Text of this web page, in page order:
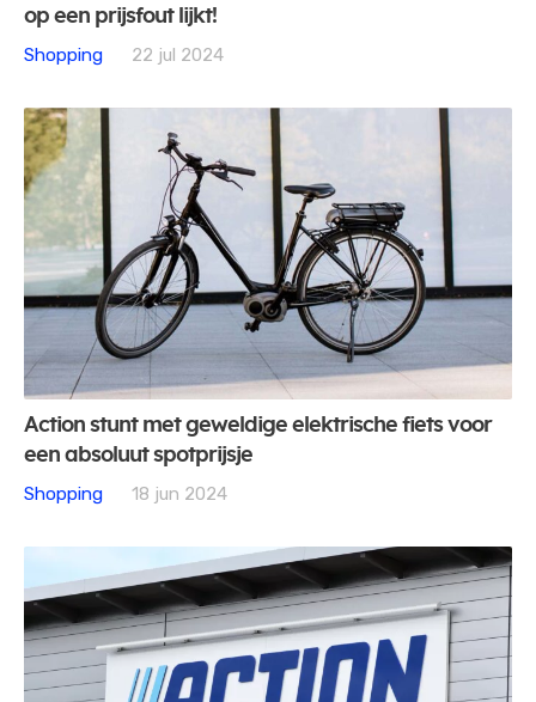
op een prijsfout lijkt!
Shopping
22 jul 2024
Action stunt met geweldige elektrische fiets voor
een absoluut spotprijsje
Shopping
18 jun 2024